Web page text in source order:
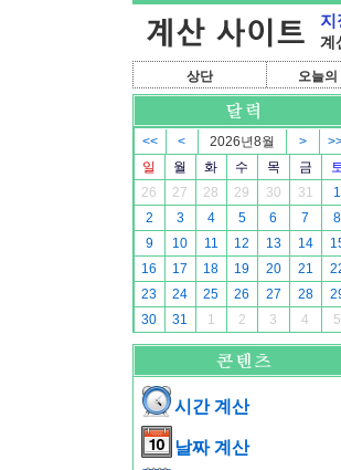
지
계
상단 오늘의
<< < 2026년8월 >
일
월 화 수 목 금
26
27 28 29 30 31
1
2
3 4 5 6 7
8
9
10 11 12 13 14
16
17 18 19 20 21
23
24 25 26 27 28
30
31 1 2 3 4 5
시간 계산
날짜 계산